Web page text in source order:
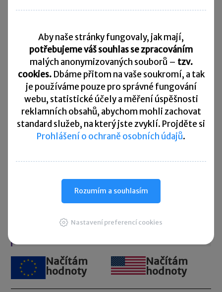
10. 8. 2026
Splatnost daně za červen 2026
20. 8. 2026
Měsíční odvod úhrnu sražených záloh na daň z příjmů
fyzických osob ze závislé činnosti za červenec 2026
20. 8. 2026
Splatnost paušální zálohy
24. 8. 2026
Daňové přiznání a splatnost daně za červenec 2026
Přehled všech termínů ►
Načítám
hodnoty
Načítám
hodnoty
Aby naše stránky fungovaly, jak mají,
potřebujeme váš souhlas se zpracováním
malých anonymizovaných souborů – tzv.
cookies. Dbáme přitom na vaše soukromí, a tak
je používáme pouze pro správné fungování
webu, statistické účely a měření úspěšnosti
reklamních obsahů, abychom mohli zachovat
standard služeb, na který jste zvyklí. Projděte si
Prohlášení o ochraně osobních údajů.
Rozumím a souhlasím
Nastavení preferencí cookies